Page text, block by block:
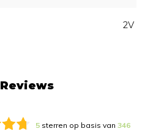
2V
Reviews
5 sterren op basis van 346